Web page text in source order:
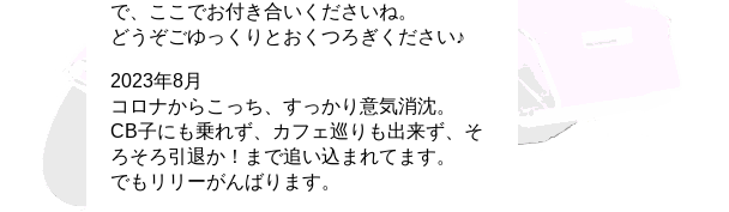
で、ここでお付き合いくださいね。
どうぞごゆっくりとおくつろぎください♪
2023年8月
コロナからこっち、すっかり意気消沈。
CB子にも乗れず、カフェ巡りも出来ず、そ
ろそろ引退か！まで追い込まれてます。
でもリリーがんばります。